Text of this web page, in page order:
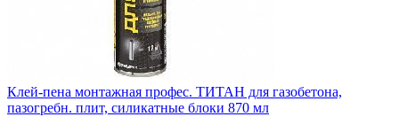
Клей-пена монтажная профес. ТИТАН для газобетона,
пазогребн. плит, силикатные блоки 870 мл